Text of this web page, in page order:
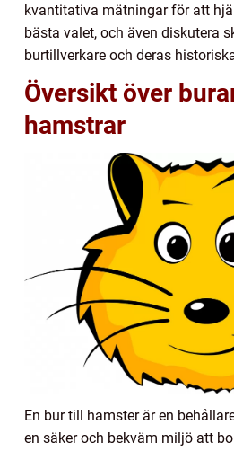
kvantitativa mätningar för att
bästa valet, och även diskutera
burtillverkare och deras
Översikt över
hamstrar
En bur till hamster är en
en säker och bekväm miljö att